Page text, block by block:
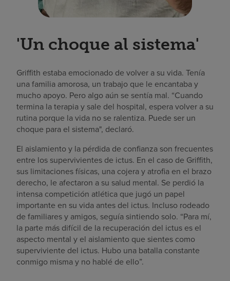
'Un choque al sistema'
Griffith estaba emocionado de volver a su vida. Tenía
una familia amorosa, un trabajo que le encantaba y
mucho apoyo. Pero algo aún se sentía mal. “Cuando
termina la terapia y sale del hospital, espera volver a su
rutina porque la vida no se ralentiza. Puede ser un
choque para el sistema", declaró.
El aislamiento y la pérdida de confianza son frecuentes
entre los supervivientes de ictus. En el caso de Griffith,
sus limitaciones físicas, una cojera y atrofia en el brazo
derecho, le afectaron a su salud mental. Se perdió la
intensa competición atlética que jugó un papel
importante en su vida antes del ictus. Incluso rodeado
de familiares y amigos, seguía sintiendo solo. “Para mí,
la parte más difícil de la recuperación del ictus es el
aspecto mental y el aislamiento que sientes como
superviviente del ictus. Hubo una batalla constante
conmigo misma y no hablé de ello”.